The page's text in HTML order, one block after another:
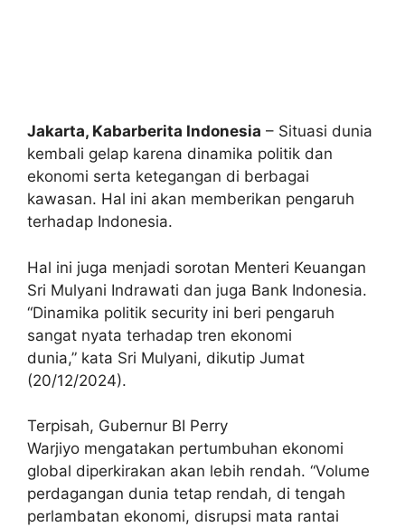
Jakarta, Kabarberita Indonesia – Situasi dunia
kembali gelap karena dinamika politik dan
ekonomi serta ketegangan di berbagai
kawasan. Hal ini akan memberikan pengaruh
terhadap Indonesia.
Hal ini juga menjadi sorotan Menteri Keuangan
Sri Mulyani Indrawati dan juga Bank Indonesia.
“Dinamika politik security ini beri pengaruh
sangat nyata terhadap tren ekonomi
dunia,” kata Sri Mulyani, dikutip Jumat
(20/12/2024).
Terpisah, Gubernur BI Perry
Warjiyo mengatakan pertumbuhan ekonomi
global diperkirakan akan lebih rendah. “Volume
perdagangan dunia tetap rendah, di tengah
perlambatan ekonomi, disrupsi mata rantai